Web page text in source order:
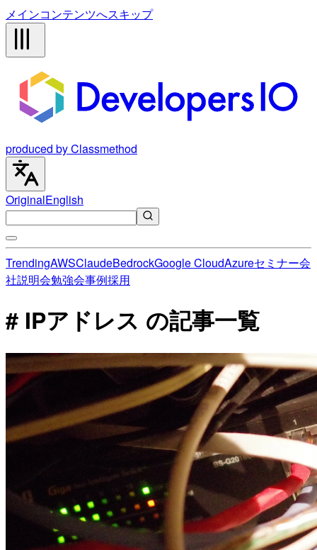
メインコンテンツへスキップ
produced by Classmethod
OriginalEnglish
TrendingAWSClaudeBedrockGoogle CloudAzureセミナー会
社説明会勉強会事例採用
# IPアドレス の記事一覧